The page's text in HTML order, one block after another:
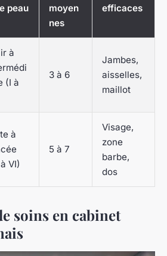
peau
moyen
nes
efficaces
à
(I à
3 à 6
Jambes,
aisselles,
maillot
à
VI)
5 à 7
Visage,
zone
barbe,
dos
soins en cabinet